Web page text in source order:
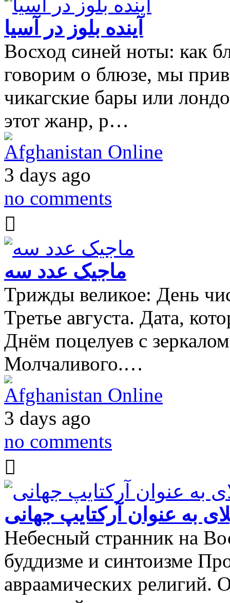
آینده بلوز در آسیا
Восход синей ноты: как
говорим о блюзе, мы
чикагские бары или
этот жанр, р…
Afghanistan Online
3 days ago
no comments
ماجیک عدد سه
Трижды великое: День
Третье августа. Дата,
Днём поцелуев с
Молчаливого.…
Afghanistan Online
3 days ago
no comments
به عنوان آرکتایپ جهانی
Небесный странник на
буддизме и синтоизме
авраамических религий.